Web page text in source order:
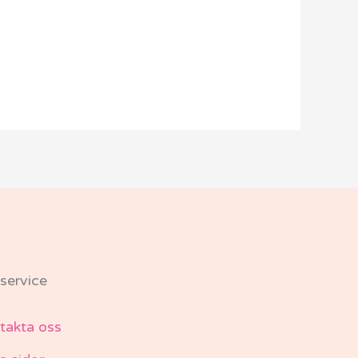
oss